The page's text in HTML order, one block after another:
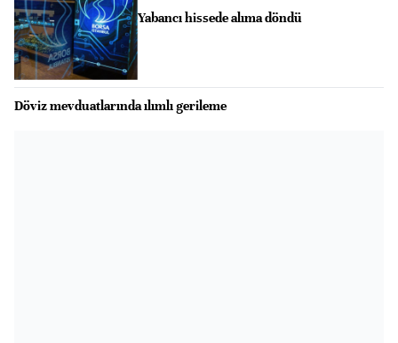
Yabancı hissede alıma döndü
Döviz mevduatlarında ılımlı gerileme